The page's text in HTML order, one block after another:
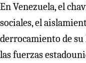
En Venezuela, el
sociales, el
derrocamiento de
las fuerzas